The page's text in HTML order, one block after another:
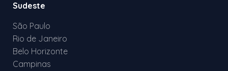
Sudeste
São Paulo
Rio de Janeiro
Belo Horizonte
Campinas